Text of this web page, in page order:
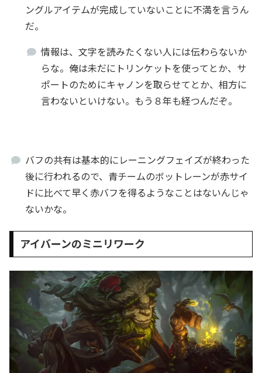
ングルアイテムが完成していないことに不満を言うん
だ。
情報は、文字を読みたくない人には伝わらないか
らな。俺は未だにトリンケットを使ってとか、サ
ポートのためにキャノンを取らせてとか、相方に
言わないといけない。もう８年も経つんだぞ。
バフの共有は基本的にレーニングフェイズが終わった
後に行われるので、青チームのボットレーンが赤サイ
ドに比べて早く赤バフを得るようなことはないんじゃ
ないかな。
アイバーンのミニリワーク